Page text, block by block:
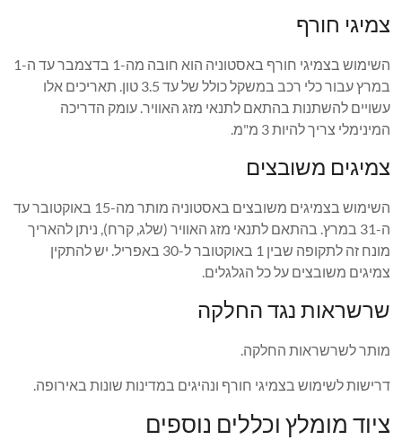
צמיגי חורף
השימוש בצמיגי חורף באסטוניה הוא חובה מה-1 בדצמבר עד ה-1
במרץ עבור כלי רכב במשקל כולל של עד 3.5 טון. תאריכים אלו
עשויים להשתנות בהתאם לתנאי מזג האוויר. עומק הדריכה
המינימלי צריך להיות 3 מ"מ.
צמיגים משובצים
השימוש בצמיגים משובצים באסטוניה מותר מה-15 באוקטובר עד
ה-31 במרץ. בהתאם לתנאי מזג האוויר (שלג, קרח), ניתן להאריך
מונח זה לתקופה שבין 1 באוקטובר ל-30 באפריל. יש להתקין
צמיגים משובצים על כל הגלגלים.
שרשראות נגד החלקה
מותר לשרשראות החלקה.
דרישות לשימוש בצמיגי חורף ונהיגים במדינות שונות באירופה.
ציוד מומלץ וכללים נוספים